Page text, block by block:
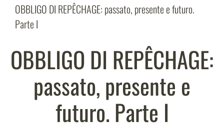
OBBLIGO DI REPÊCHAGE: passato, presente e futuro.
Parte I
OBBLIGO DI REPÊCHAGE:
passato, presente e
futuro. Parte I